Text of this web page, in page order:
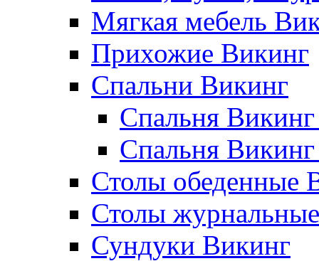
Мягкая мебель
Прихожие Викинг
Спальни Викинг
Спальня
Спальня
Столы обеденные
Столы
Сундуки Викинг